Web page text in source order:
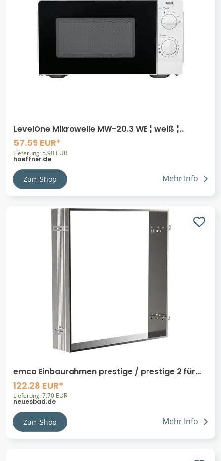
LevelOne Mikrowelle MW-20.3 WE ¦ weiß ¦
Metall,Kunststoff,Glas ¦ Maße (cm): B:
57.59 EUR*
Lieferung: 5.90 EUR
hoeffner.de
Zum Shop Mehr Info
emco Einbaurahmen prestige / prestige 2 für
Lichtspiegelschränken Breite 615mm, 610 x
660mm, 9897000 989700006
122.28 EUR*
Lieferung: 7.70 EUR
neuesbad.de
Zum Shop Mehr Info